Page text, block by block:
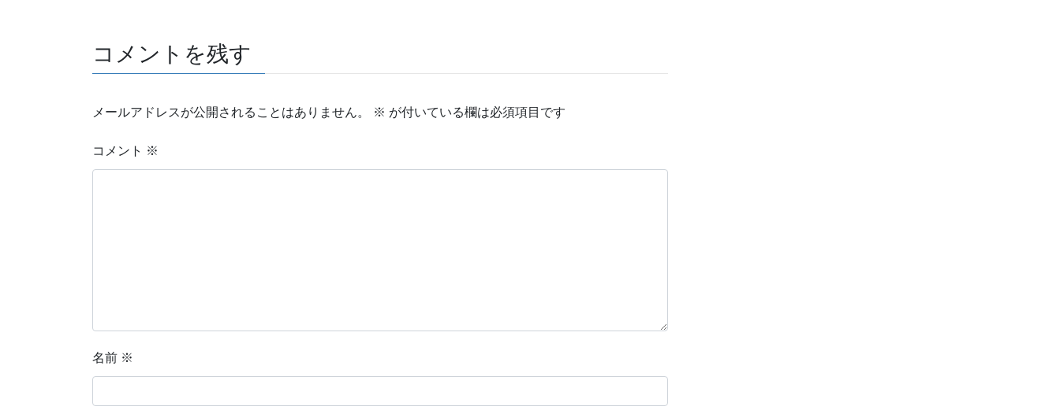
コメントを残す
メールアドレスが公開されることはありません。 ※ が付いている欄は必須項目です
コメント ※
名前 ※